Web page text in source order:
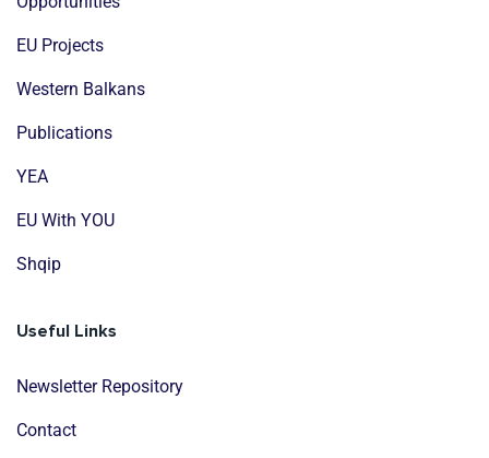
EU Projects
Western Balkans
Publications
YEA
EU With YOU
Shqip
Useful Links
Newsletter Repository
Contact